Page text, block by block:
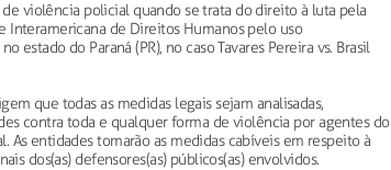
violência policial quando se trata do direito à luta pela
Interamericana de Direitos Humanos pelo uso
do Paraná (PR), no caso Tavares Pereira vs. Brasil
que todas as medidas legais sejam analisadas,
contra toda e qualquer forma de violência por agentes do
As entidades tomarão as medidas cabíveis em respeito à
dos(as) defensores(as) públicos(as) envolvidos.